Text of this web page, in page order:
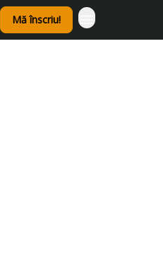
Mă înscriu!